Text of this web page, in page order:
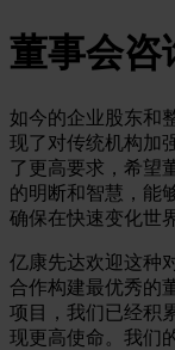
董事会咨
如今的企业股东和
现了对传统机构加
了更高要求，希望
的明断和智慧，能
确保在快速变化世
亿康先达欢迎这种
合作构建最优秀的
项目，我们已经积
现更高使命。我们